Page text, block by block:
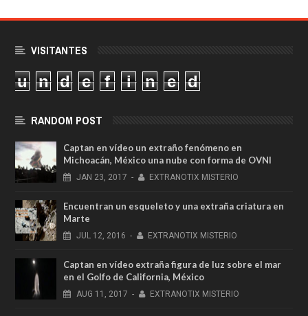
VISITANTES
u n d e f i n e d
RANDOM POST
Captan en vídeo un extraño fenómeno en
Michoacán, México una nube con forma de OVNI
JAN 23, 2017 - EXTRANOTIX MISTERIO
Encuentran un esqueleto y una extraña criatura en
Marte
JUL 12, 2016 - EXTRANOTIX MISTERIO
Captan en vídeo extraña figura de luz sobre el mar
en el Golfo de California, México
AUG 11, 2017 - EXTRANOTIX MISTERIO